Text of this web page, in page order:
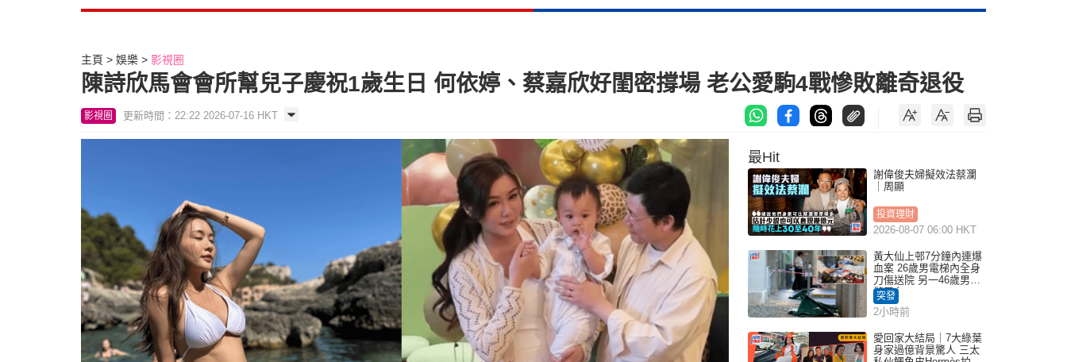
主頁 娛樂 影視圈
陳詩欣馬會會所幫兒子慶祝1歲生日 何依婷、蔡嘉欣好閨密撐場 老公愛駒4戰慘敗離奇退役
影視圈 更新時間：22:22 2026-07-16 HKT
最Hit
謝偉俊夫婦擬效法蔡瀾
｜周顯
投資理財
2026-08-07 06:00 HKT
黃大仙上邨7分鐘內連爆
血案 26歲男電梯內全身
刀傷送院 另一46歲男倒
斃平台
突發
2小時前
愛回家大結局｜7大綠葉
身家過億背景驚人 三太